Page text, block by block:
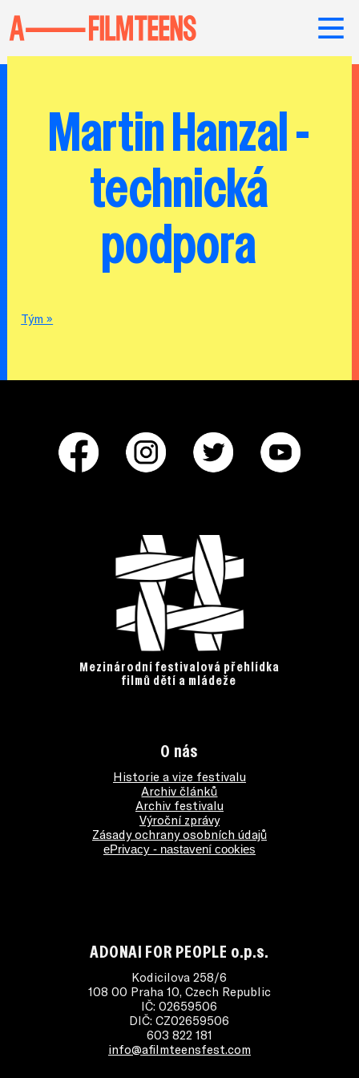
Martin Hanzal -
technická
podpora
Tým »
Mezinárodní festivalová přehlídka
filmů dětí a mládeže
O nás
Historie a vize festivalu
Archiv článků
Archiv festivalu
Výroční zprávy
Zásady ochrany osobních údajů
ePrivacy - nastavení cookies
ADONAI FOR PEOPLE o.p.s.
Kodicilova 258/6
108 00 Praha 10, Czech Republic
IČ: 02659506
DIČ: CZ02659506
603 822 181
info@afilmteensfest.com